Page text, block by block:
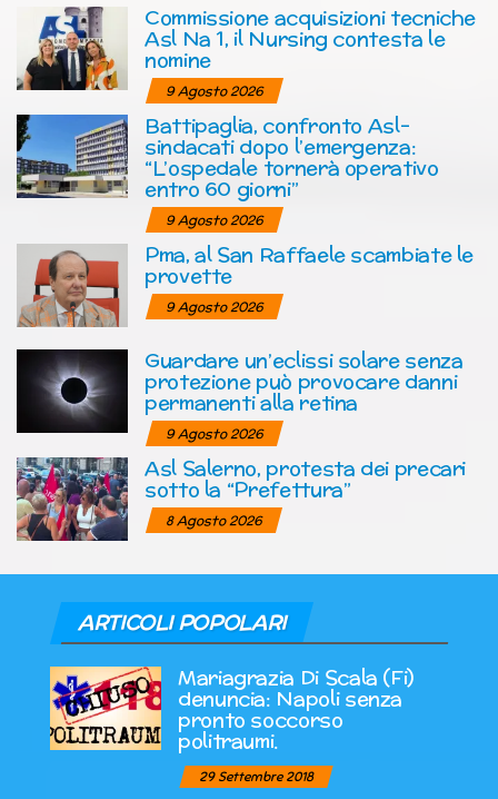
Commissione acquisizioni tecniche
Asl Na 1, il Nursing contesta le
nomine
9 Agosto 2026
Battipaglia, confronto Asl-
sindacati dopo l’emergenza:
“L’ospedale tornerà operativo
entro 60 giorni”
9 Agosto 2026
Pma, al San Raffaele scambiate le
provette
9 Agosto 2026
Guardare un’eclissi solare senza
protezione può provocare danni
permanenti alla retina
9 Agosto 2026
Asl Salerno, protesta dei precari
sotto la “Prefettura”
8 Agosto 2026
ARTICOLI POPOLARI
Mariagrazia Di Scala (Fi)
denuncia: Napoli senza
pronto soccorso
politraumi.
29 Settembre 2018